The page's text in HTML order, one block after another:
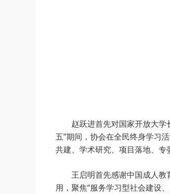
赵跃进首先对国家开放大学长
五”期间，协会在全民终身学习
共建、学术研究、项目落地、专
王启明首先感谢中国成人教
用，聚焦“服务学习型社会建设